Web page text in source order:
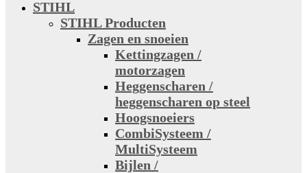
STIHL
STIHL Producten
Zagen en snoeien
Kettingzagen /
motorzagen
Heggenscharen /
heggenscharen op steel
Hoogsnoeiers
CombiSysteem /
MultiSysteem
Bijlen /